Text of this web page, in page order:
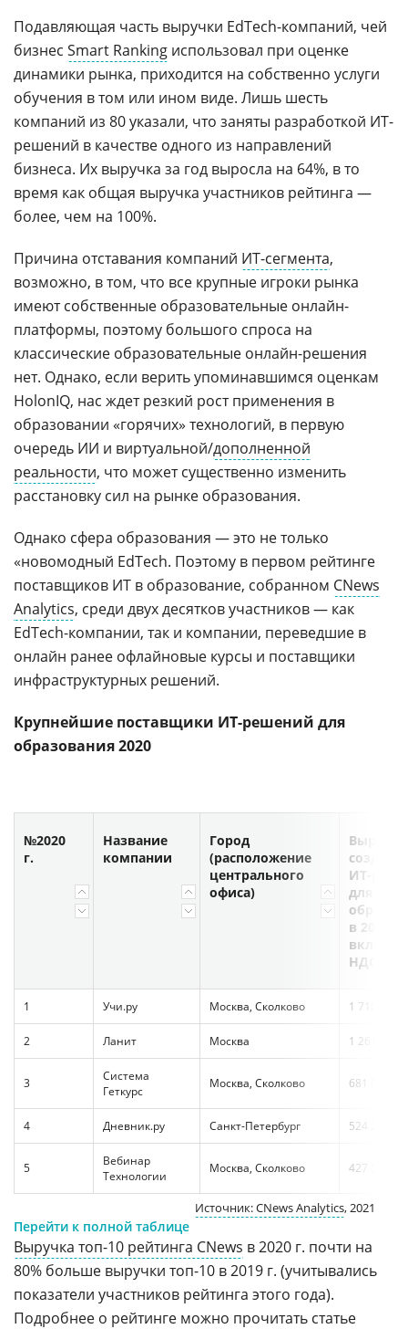
Подавляющая часть выручки EdTech-компаний, чей
бизнес Smart Ranking использовал при оценке
динамики рынка, приходится на собственно услуги
обучения в том или ином виде. Лишь шесть
компаний из 80 указали, что заняты разработкой ИТ-
решений в качестве одного из направлений
бизнеса. Их выручка за год выросла на 64%, в то
время как общая выручка участников рейтинга —
более, чем на 100%.
Причина отставания компаний ИТ-сегмента,
возможно, в том, что все крупные игроки рынка
имеют собственные образовательные онлайн-
платформы, поэтому большого спроса на
классические образовательные онлайн-решения
нет. Однако, если верить упоминавшимся оценкам
HolonIQ, нас ждет резкий рост применения в
образовании «горячих» технологий, в первую
очередь ИИ и виртуальной/дополненной
реальности, что может существенно изменить
расстановку сил на рынке образования.
Однако сфера образования — это не только
«новомодный EdTech. Поэтому в первом рейтинге
поставщиков ИТ в образование, собранном CNews
Analytics, среди двух десятков участников — как
EdTech-компании, так и компании, переведшие в
онлайн ранее офлайновые курсы и поставщики
инфраструктурных решений.
Крупнейшие поставщики ИТ-решений для
образования 2020
№2020
г.
Название
компании
Город
(расположение
центрального
офиса)
ИТ-
для
в 2020 г.,
включая
НДС,
1 Учи.ру Москва, Сколково 1 710 093
2 Ланит Москва 1 261 348
3
Система
Геткурс
Москва, Сколково 681 063
4 Дневник.ру Санкт-Петербург 524 268
5
Вебинар
Технологии
Москва, Сколково 427 581
Источник: CNews Analytics, 2021
Перейти к полной таблице
Выручка топ-10 рейтинга CNews в 2020 г. почти на
80% больше выручки топ-10 в 2019 г. (учитывались
показатели участников рейтинга этого года).
Подробнее о рейтинге можно прочитать статье